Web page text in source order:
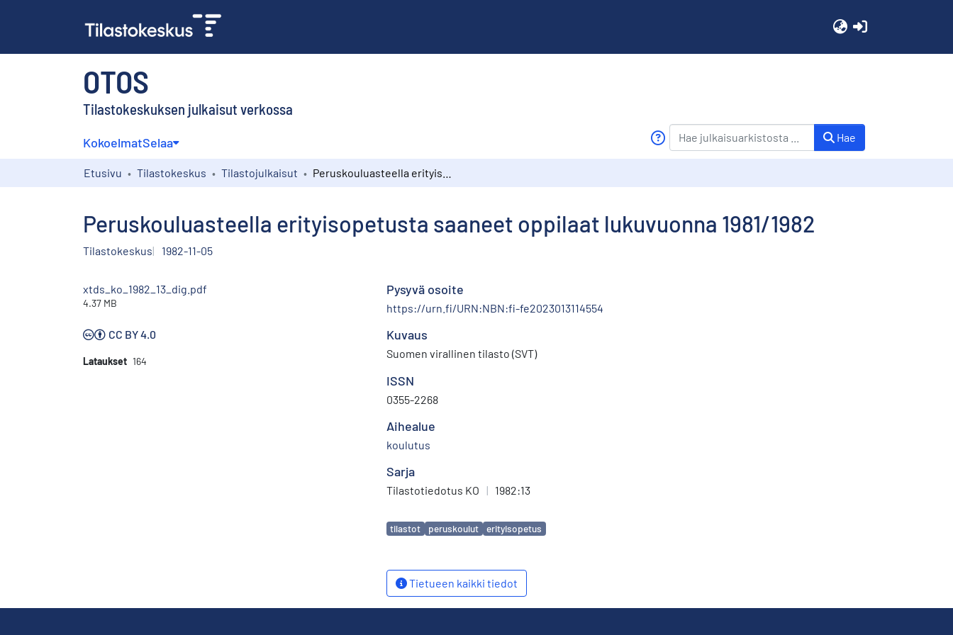
OTOS
Tilastokeskuksen julkaisut verkossa
KokoelmatSelaa Hae
Etusivu Tilastokeskus Tilastojulkaisut
Peruskouluasteella erityisopetusta saaneet oppilaat lukuvuonna 1981/1982
Tilastokeskus 1982-11-05
xtds_ko_1982_13_dig.pdf
4.37 MB
CC BY 4.0
Lataukset 164
Pysyvä osoite
https://urn.fi/URN:NBN:fi-fe2023013114554
Kuvaus
Suomen virallinen tilasto (SVT)
ISSN
0355-2268
Aihealue
koulutus
Sarja
Tilastotiedotus KO | 1982:13
Avainsanat
tilastot peruskoulut erityisopetus
Tietueen kaikki tiedot